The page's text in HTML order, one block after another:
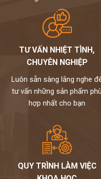
theo yêu cầu cho khách hàng
Chất lượng,thi công chuyên
được tuyển chọn.
Đặc biệt sản phẩm được
ngấm..quý khách sẽ được bảo
vòng 24h,tất cả thành phẩm
trên máy tính,chúng tôi sẽ
Đá cao cấp Hoàng
thi công đá
NỀM TIN CỦA KHÁCH LÀ
HOTLINE:
TƯ VẤN NHIỆT TÌNH,
CHUYÊN NGHIỆP
Luôn sẵn sàng lắng nghe
tư vấn những sản phẩm phù
hợp nhất cho bạn
QUY TRÌNH LÀM VIỆC